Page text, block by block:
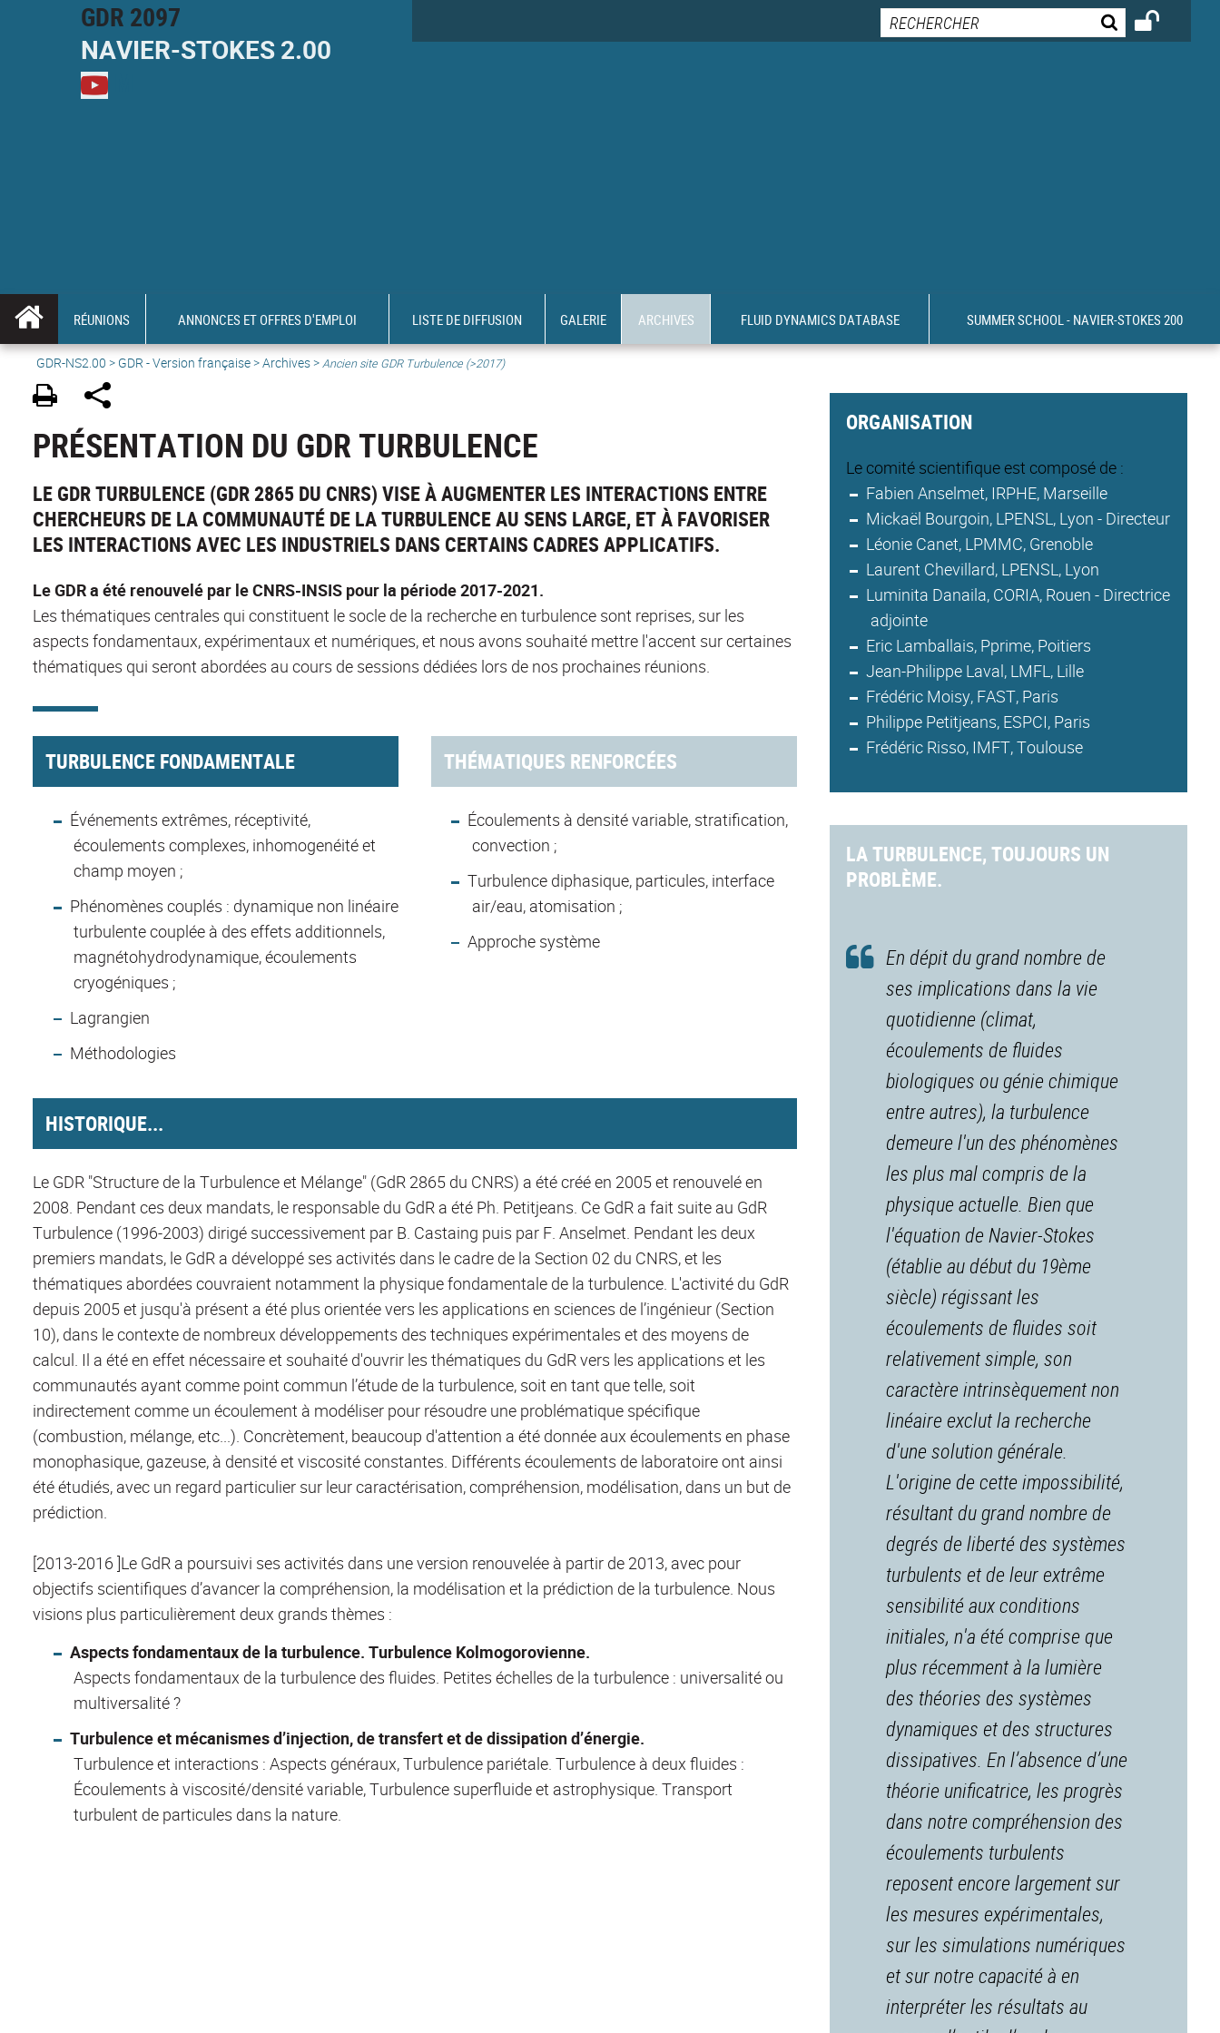
GDR 2097
NAVIER-STOKES2.00
RÉUNIONS ANNONCES ET OFFRES D'EMPLOI LISTE DE DIFFUSION GALERIE ARCHIVES FLUID DYNAMICS DATABASE SUMMER SCHOOL - NAVIER-STOKES 200
GDR-NS2.00 > GDR - Version française>Archives>Ancien site GDR Turbulence (>2017)
PRÉSENTATION DU GDR TURBULENCE
LE GDR TURBULENCE (GDR 2865 DU CNRS) VISE À AUGMENTER LES INTERACTIONS ENTRE
CHERCHEURS DE LA COMMUNAUTÉ DE LA TURBULENCE AU SENS LARGE, ET À FAVORISER
LES INTERACTIONS AVEC LES INDUSTRIELS DANS CERTAINS CADRES APPLICATIFS.
Le GDR a été renouvelé par le CNRS-INSIS pour la période 2017-2021.
Les thématiques centrales qui constituent le socle de la recherche en turbulence sont reprises, sur les
aspects fondamentaux, expérimentaux et numériques, et nous avons souhaité mettre l'accent sur certaines
thématiques qui seront abordées au cours de sessions dédiées lors de nos prochaines réunions.
TURBULENCE FONDAMENTALE
Événements extrêmes, réceptivité,
écoulements complexes, inhomogenéité et
champ moyen ;
Phénomènes couplés : dynamique non linéaire
turbulente couplée à des effets additionnels,
magnétohydrodynamique, écoulements
cryogéniques ;
Lagrangien
Méthodologies
THÉMATIQUES RENFORCÉES
Écoulements à densité variable, stratification,
convection ;
Turbulence diphasique, particules, interface
air/eau, atomisation ;
Approche système
HISTORIQUE...
Le GDR "Structure de la Turbulence et Mélange" (GdR 2865 du CNRS) a été créé en 2005 et renouvelé en
2008. Pendant ces deux mandats, le responsable du GdR a été Ph. Petitjeans. Ce GdR a fait suite au GdR
Turbulence (1996-2003) dirigé successivement par B. Castaing puis par F. Anselmet. Pendant les deux
premiers mandats, le GdR a développé ses activités dans le cadre de la Section 02 du CNRS, et les
thématiques abordées couvraient notamment la physique fondamentale de la turbulence. L'activité du GdR
depuis 2005 et jusqu'à présent a été plus orientée vers les applications en sciences de l’ingénieur (Section
10), dans le contexte de nombreux développements des techniques expérimentales et des moyens de
calcul. Il a été en effet nécessaire et souhaité d'ouvrir les thématiques du GdR vers les applications et les
communautés ayant comme point commun l’étude de la turbulence, soit en tant que telle, soit
indirectement comme un écoulement à modéliser pour résoudre une problématique spécifique
(combustion, mélange, etc...). Concrètement, beaucoup d'attention a été donnée aux écoulements en phase
monophasique, gazeuse, à densité et viscosité constantes. Différents écoulements de laboratoire ont ainsi
été étudiés, avec un regard particulier sur leur caractérisation, compréhension, modélisation, dans un but de
prédiction.
[2013-2016 ]Le GdR a poursuivi ses activités dans une version renouvelée à partir de 2013, avec pour
objectifs scientifiques d’avancer la compréhension, la modélisation et la prédiction de la turbulence. Nous
visions plus particulièrement deux grands thèmes :
Aspects fondamentaux de la turbulence. Turbulence Kolmogorovienne.
Aspects fondamentaux de la turbulence des fluides. Petites échelles de la turbulence : universalité ou
multiversalité ?
Turbulence et mécanismes d’injection, de transfert et de dissipation d’énergie.
Turbulence et interactions : Aspects généraux, Turbulence pariétale. Turbulence à deux fluides :
Écoulements à viscosité/densité variable, Turbulence superfluide et astrophysique. Transport
turbulent de particules dans la nature.
ORGANISATION
Le comité scientifique est composé de :
Fabien Anselmet, IRPHE, Marseille
Mickaël Bourgoin, LPENSL, Lyon - Directeur
Léonie Canet, LPMMC, Grenoble
Laurent Chevillard, LPENSL, Lyon
Luminita Danaila, CORIA, Rouen - Directrice
adjointe
Eric Lamballais, Pprime, Poitiers
Jean-Philippe Laval, LMFL, Lille
Frédéric Moisy, FAST, Paris
Philippe Petitjeans, ESPCI, Paris
Frédéric Risso, IMFT, Toulouse
LA TURBULENCE, TOUJOURS UN
PROBLÈME.
En dépit du grand nombre de
ses implications dans la vie
quotidienne (climat,
écoulements de fluides
biologiques ou génie chimique
entre autres), la turbulence
demeure l'un des phénomènes
les plus mal compris de la
physique actuelle. Bien que
l'équation de Navier-Stokes
(établie au début du 19ème
siècle) régissant les
écoulements de fluides soit
relativement simple, son
caractère intrinsèquement non
linéaire exclut la recherche
d'une solution générale.
L'origine de cette impossibilité,
résultant du grand nombre de
degrés de liberté des systèmes
turbulents et de leur extrême
sensibilité aux conditions
initiales, n'a été comprise que
plus récemment à la lumière
des théories des systèmes
dynamiques et des structures
dissipatives. En l’absence d’une
théorie unificatrice, les progrès
dans notre compréhension des
écoulements turbulents
reposent encore largement sur
les mesures expérimentales,
sur les simulations numériques
et sur notre capacité à en
interpréter les résultats au